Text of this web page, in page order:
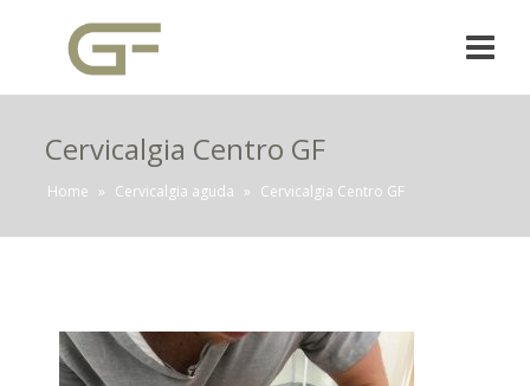
Cervicalgia Centro GF
Home » Cervicalgia aguda » Cervicalgia Centro GF